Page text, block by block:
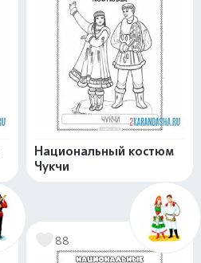
Национальный костюм
Чукчи
88